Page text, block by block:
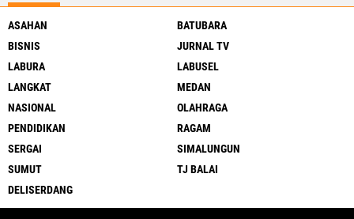
ASAHAN
BATUBARA
BISNIS
JURNAL TV
LABURA
LABUSEL
LANGKAT
MEDAN
NASIONAL
OLAHRAGA
PENDIDIKAN
RAGAM
SERGAI
SIMALUNGUN
SUMUT
TJ BALAI
DELISERDANG